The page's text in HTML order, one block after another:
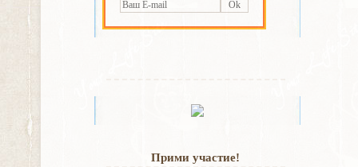
Прими участие!